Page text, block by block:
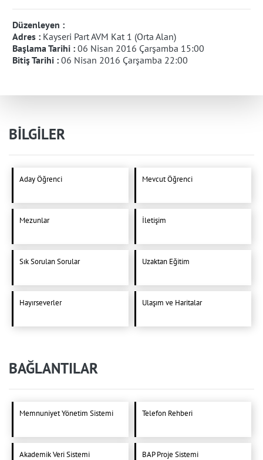
Düzenleyen :
Adres : Kayseri Part AVM Kat 1 (Orta Alan)
Başlama Tarihi : 06 Nisan 2016 Çarşamba 15:00
Bitiş Tarihi : 06 Nisan 2016 Çarşamba 22:00
BİLGİLER
Aday Öğrenci Mevcut Öğrenci
Mezunlar İletişim
Sık Sorulan Sorular Uzaktan Eğitim
Hayırseverler Ulaşım ve Haritalar
BAĞLANTILAR
Memnuniyet Yönetim Sistemi Telefon Rehberi
Akademik Veri Sistemi BAP Proje Sistemi